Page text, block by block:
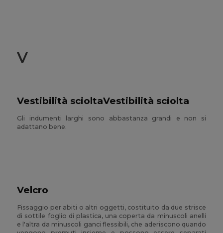
V
Vestibilità scioltaVestibilità sciolta
Gli indumenti larghi sono abbastanza grandi e non si
adattano bene.
Velcro
Fissaggio per abiti o altri oggetti, costituito da due strisce
di sottile foglio di plastica, una coperta da minuscoli anelli
e l'altra da minuscoli ganci flessibili, che aderiscono quando